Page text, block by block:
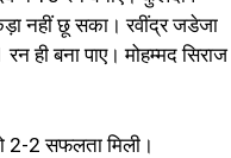
नहीं छू सका। रवींद्र जडेजा
ही बना पाए। मोहम्मद सिराज
2-2 सफलता मिली।